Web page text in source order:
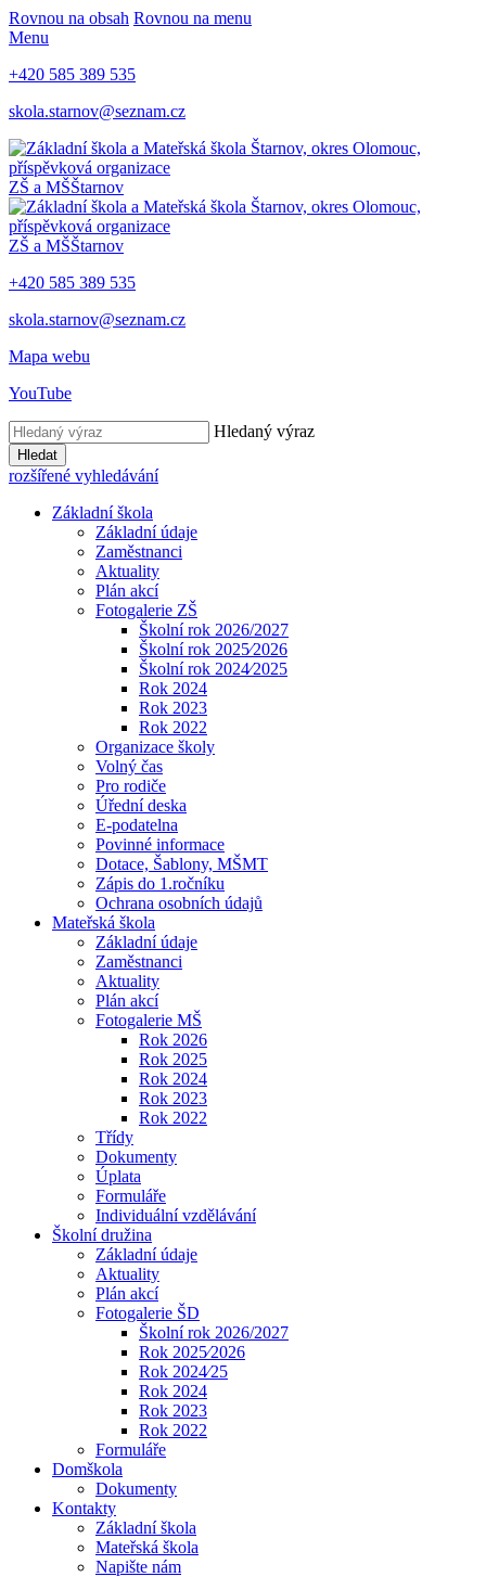
Rovnou na obsah Rovnou na menu
Menu
+420 585 389 535
skola.starnov@seznam.cz
ZŠ a MŠŠtarnov
ZŠ a MŠŠtarnov
+420 585 389 535
skola.starnov@seznam.cz
Mapa webu
YouTube
Hledaný výraz
Hledat
rozšířené vyhledávání
Základní škola
Základní údaje
Zaměstnanci
Aktuality
Plán akcí
Fotogalerie ZŠ
Školní rok 2026/2027
Školní rok 2025⁄2026
Školní rok 2024⁄2025
Rok 2024
Rok 2023
Rok 2022
Organizace školy
Volný čas
Pro rodiče
Úřední deska
E-podatelna
Povinné informace
Dotace, Šablony, MŠMT
Zápis do 1.ročníku
Ochrana osobních údajů
Mateřská škola
Základní údaje
Zaměstnanci
Aktuality
Plán akcí
Fotogalerie MŠ
Rok 2026
Rok 2025
Rok 2024
Rok 2023
Rok 2022
Třídy
Dokumenty
Úplata
Formuláře
Individuální vzdělávání
Školní družina
Základní údaje
Aktuality
Plán akcí
Fotogalerie ŠD
Školní rok 2026/2027
Rok 2025⁄2026
Rok 2024⁄25
Rok 2024
Rok 2023
Rok 2022
Formuláře
Domškola
Dokumenty
Kontakty
Základní škola
Mateřská škola
Napište nám